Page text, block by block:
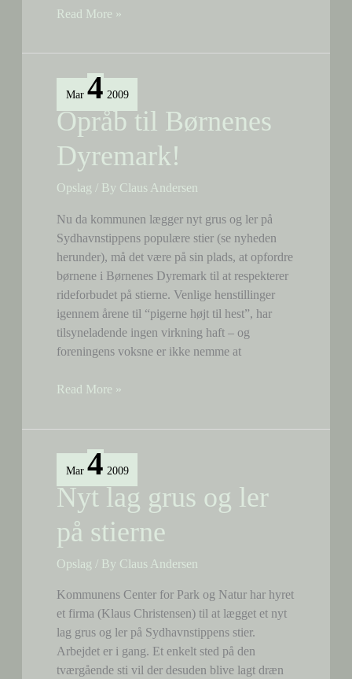
Nyt
hæfte
Read More »
Mar 4 2009
Opråb til Børnenes
Dyremark!
Opslag / By Claus Andersen
Nu da kommunen lægger nyt grus og ler på
Sydhavnstippens populære stier (se nyheden
herunder), må det være på sin plads, at opfordre
børnene i Børnenes Dyremark til at respekterer
rideforbudet på stierne. Venlige henstillinger
igennem årene til “pigerne højt til hest”, har
tilsyneladende ingen virkning haft – og
foreningens voksne er ikke nemme at
Opråb
Børnenes
Read More »
Mar 4 2009
Nyt lag grus og ler
på stierne
Opslag / By Claus Andersen
Kommunens Center for Park og Natur har hyret
et firma (Klaus Christensen) til at lægget et nyt
lag grus og ler på Sydhavnstippens stier.
Arbejdet er i gang. Et enkelt sted på den
tværgående sti vil der desuden blive lagt dræn